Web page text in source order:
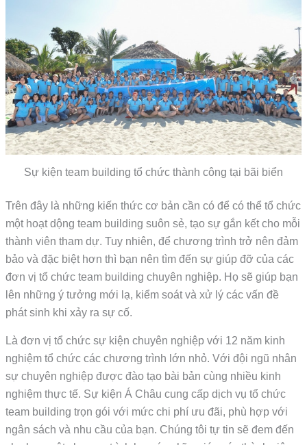
Sự kiện team building tổ chức thành công tại bãi biển
Trên đây là những kiến thức cơ bản cần có để có thể tổ chức
một hoạt dộng team building suôn sẻ, tạo sự gắn kết cho mỗi
thành viên tham dự. Tuy nhiên, để chương trình trở nên đảm
bảo và đặc biệt hơn thì bạn nên tìm đến sự giúp đỡ của các
đơn vị tổ chức team building chuyên nghiệp. Họ sẽ giúp bạn
lên những ý tưởng mới lạ, kiểm soát và xử lý các vấn đề
phát sinh khi xảy ra sự cố.
Là đơn vị tổ chức sự kiện chuyên nghiệp với 12 năm kinh
nghiệm tổ chức các chương trình lớn nhỏ. Với đội ngũ nhân
sự chuyên nghiệp được đào tạo bài bản cùng nhiều kinh
nghiệm thực tế. Sự kiện Á Châu cung cấp dịch vụ tổ chức
team building trọn gói với mức chi phí ưu đãi, phù hợp với
ngân sách và nhu cầu của bạn. Chúng tôi tự tin sẽ đem đến